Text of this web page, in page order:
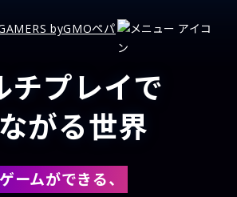
チプレイで
がる世界
ームができる、